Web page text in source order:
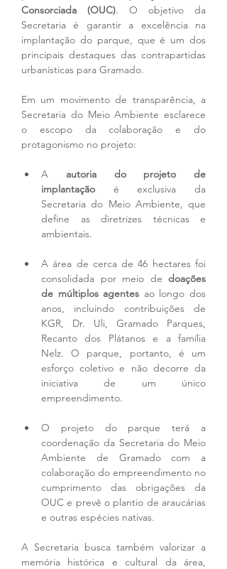
Consorciada (OUC). O objetivo da
Secretaria é garantir a excelência na
implantação do parque, que é um dos
principais destaques das contrapartidas
urbanísticas para Gramado.
Em um movimento de transparência, a
Secretaria do Meio Ambiente esclarece
o escopo da colaboração e do
protagonismo no projeto:
A autoria do projeto de
implantação é exclusiva da
Secretaria do Meio Ambiente, que
define as diretrizes técnicas e
ambientais.
A área de cerca de 46 hectares foi
consolidada por meio de doações
de múltiplos agentes ao longo dos
anos, incluindo contribuições de
KGR, Dr. Uli, Gramado Parques,
Recanto dos Plátanos e a família
Nelz. O parque, portanto, é um
esforço coletivo e não decorre da
iniciativa de um único
empreendimento.
O projeto do parque terá a
coordenação da Secretaria do Meio
Ambiente de Gramado com a
colaboração do empreendimento no
cumprimento das obrigações da
OUC e prevê o plantio de araucárias
e outras espécies nativas.
A Secretaria busca também valorizar a
memória histórica e cultural da área,